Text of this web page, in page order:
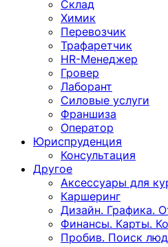
Склад
Химик
Перевозчик
Трафаретчик
HR-Менеджер
Гровер
Лаборант
Силовые услуги
Франшиза
Оператор
Юриспруденция
Консультация
Другoе
Аксессуары для
Каршеринг
Дизайн. Графика.
Финансы. Карты.
Пробив. Поиск